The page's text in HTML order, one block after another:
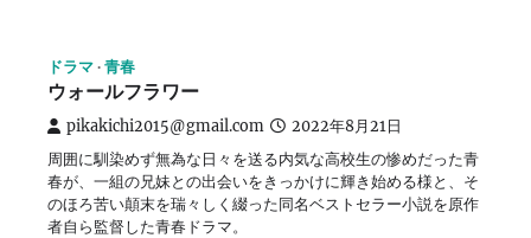
ドラマ 青春
ウォールフラワー
pikakichi2015@gmail.com 2022年8月21日
周囲に馴染めず無為な日々を送る内気な高校生の惨めだった青
春が、一組の兄妹との出会いをきっかけに輝き始める様と、そ
のほろ苦い顛末を瑞々しく綴った同名ベストセラー小説を原作
者自ら監督した青春ドラマ。